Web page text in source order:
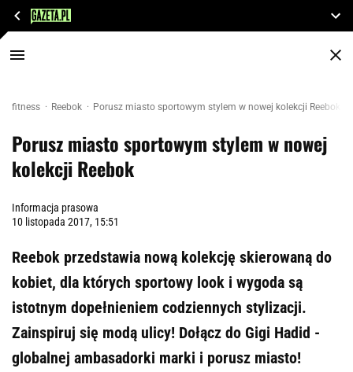
fitness Reebok Porusz miasto sportowym stylem w nowej kolekcji Reebok
Porusz miasto sportowym stylem w nowej
kolekcji Reebok
Informacja prasowa
10 listopada 2017, 15:51
Reebok przedstawia nową kolekcję skierowaną do
kobiet, dla których sportowy look i wygoda są
istotnym dopełnieniem codziennych stylizacji.
Zainspiruj się modą ulicy! Dołącz do Gigi Hadid -
globalnej ambasadorki marki i porusz miasto!